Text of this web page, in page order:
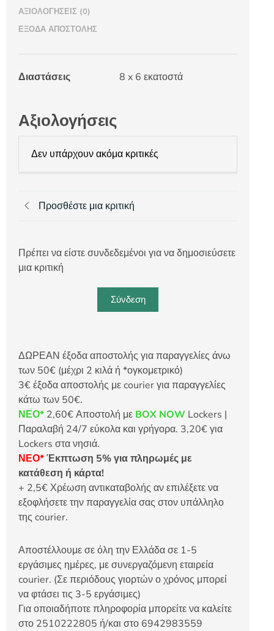
ΑΞΙΟΛΟΓΉΣΕΙΣ (0)
ΈΞΟΔΑ ΑΠΟΣΤΟΛΉΣ
Διαστάσεις 8 x 6 εκατοστά
Αξιολογήσεις
Δεν υπάρχουν ακόμα κριτικές
Προσθέστε μια κριτική
Πρέπει να είστε συνδεδεμένοι για να δημοσιεύσετε
μια κριτική
Σύνδεση
ΔΩΡΕΑΝ έξοδα αποστολής για παραγγελίες άνω
των 50€ (μέχρι 2 κιλά ή *ογκομετρικό)
3€ έξοδα αποστολής με courier για παραγγελίες
κάτω των 50€.
ΝΕΟ* 2,60€ Αποστολή με BOX NOW Lockers |
Παραλαβή 24/7 εύκολα και γρήγορα. 3,20€ για
Lockers στα νησιά.
ΝΕΟ*Έκπτωση 5% για πληρωμές με
κατάθεση ή κάρτα!
+ 2,5€ Χρέωση αντικαταβολής αν επιλέξετε να
εξοφλήσετε την παραγγελία σας στον υπάλληλο
της courier.
Αποστέλλουμε σε όλη την Ελλάδα σε 1-5
εργάσιμες ημέρες, με συνεργαζόμενη εταιρεία
courier. (Σε περιόδους γιορτών ο χρόνος μπορεί
να φτάσει τις 3-5 εργάσιμες)
Για οποιαδήποτε πληροφορία μπορείτε να καλείτε
στο 2510222805 ή/και στο 6942983559